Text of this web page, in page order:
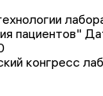
пациентов"
конгресс